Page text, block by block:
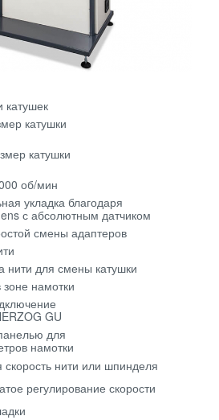
катушек
катушки
катушки
об/мин
укладка благодаря
с абсолютным датчиком
смены адаптеров
нити для смены катушки
намотки
GU
для
намотки
скорость нити или шпинделя
регулирование скорости